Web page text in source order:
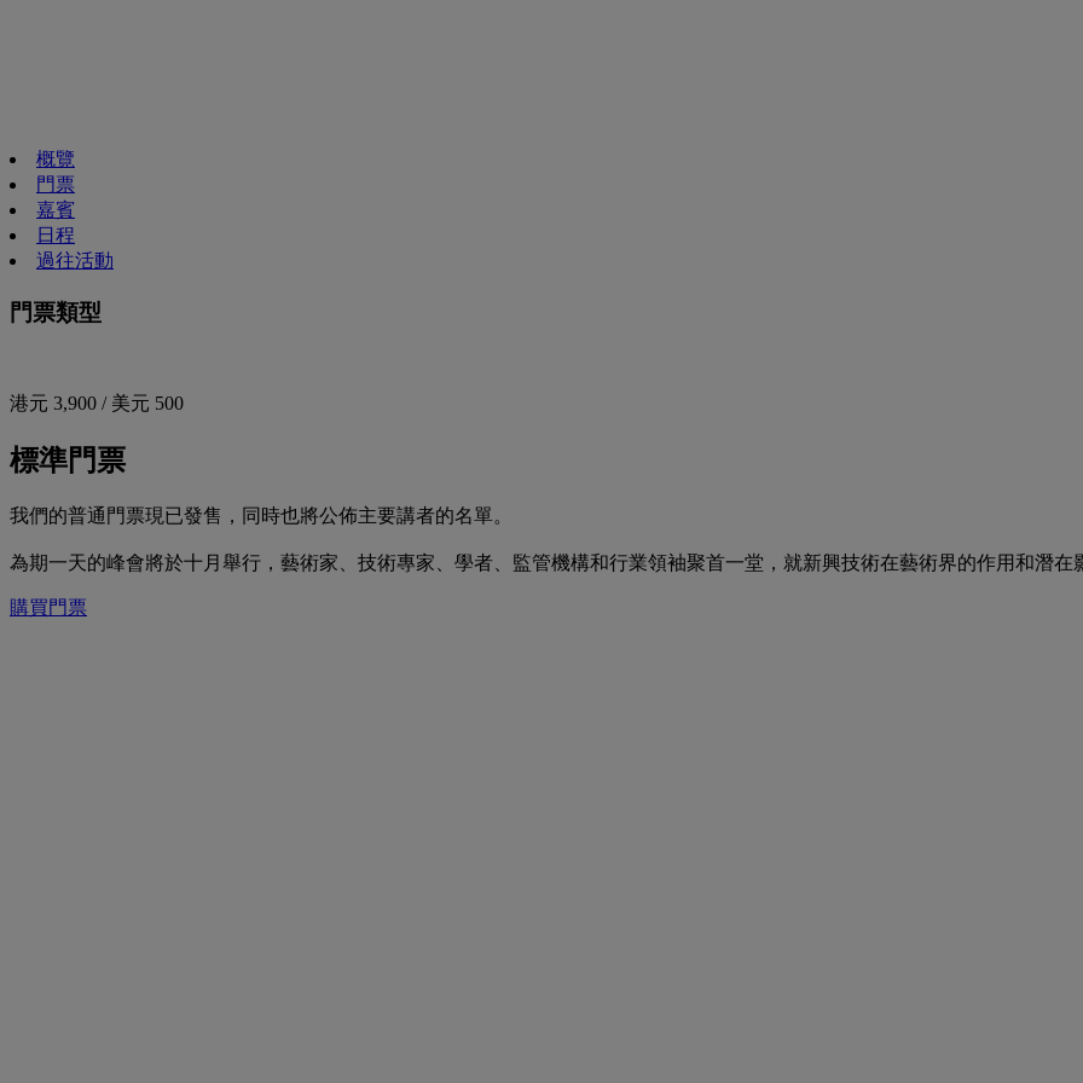
概覽
門票
嘉賓
日程
過往活動
門票類型
港元 3,900 / 美元 500
標準門票
我們的普通門票現已發售，同時也將公佈主要講者的名單。
為期一天的峰會將於十月舉行，藝術家、技術專家、學者、監管機構和行業領袖聚首一堂，就新興技術在藝術界的作用和潛在
購買門票